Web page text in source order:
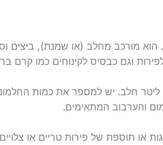
מורכב מחלב (או שמנת), ביצים
וגם כבסיס לקינוחים כמו קרם
כוס סוכר וחצי ליטר חלב. יש למספר את
והערבוב המתאימים.
או תוספת של פירות טריים או